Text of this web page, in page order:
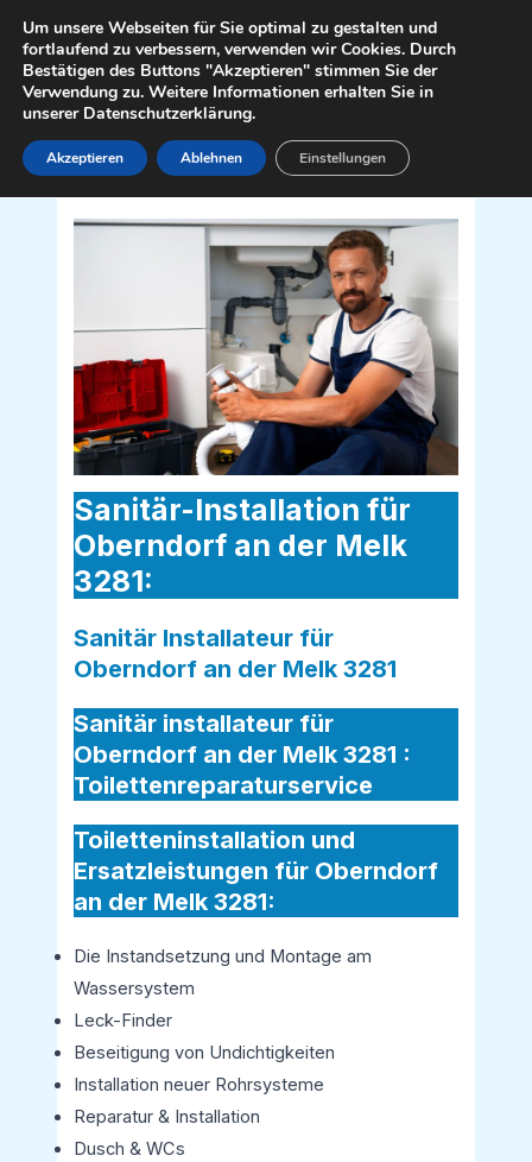
Inhalt
springen
Sanitär Installateur für Oberndorf an
Sanitär-Installation für
Oberndorf an der Melk
3281:
Sanitär Installateur für
Oberndorf an der Melk 3281
Sanitär installateur für
Oberndorf an der Melk 3281 :
Toilettenreparaturservice
Toiletteninstallation und
Ersatzleistungen für Oberndorf
an der Melk 3281:
Die Instandsetzung und Montage am
Wassersystem
Leck-Finder
Beseitigung von Undichtigkeiten
Installation neuer Rohrsysteme
Reparatur & Installation
Dusch & WCs
Um unsere Webseiten für Sie optimal zu gestalten und
fortlaufend zu verbessern, verwenden wir Cookies. Durch
Bestätigen des Buttons "Akzeptieren" stimmen Sie der
Verwendung zu. Weitere Informationen erhalten Sie in
unserer Datenschutzerklärung.
Akzeptieren Ablehnen Einstellungen